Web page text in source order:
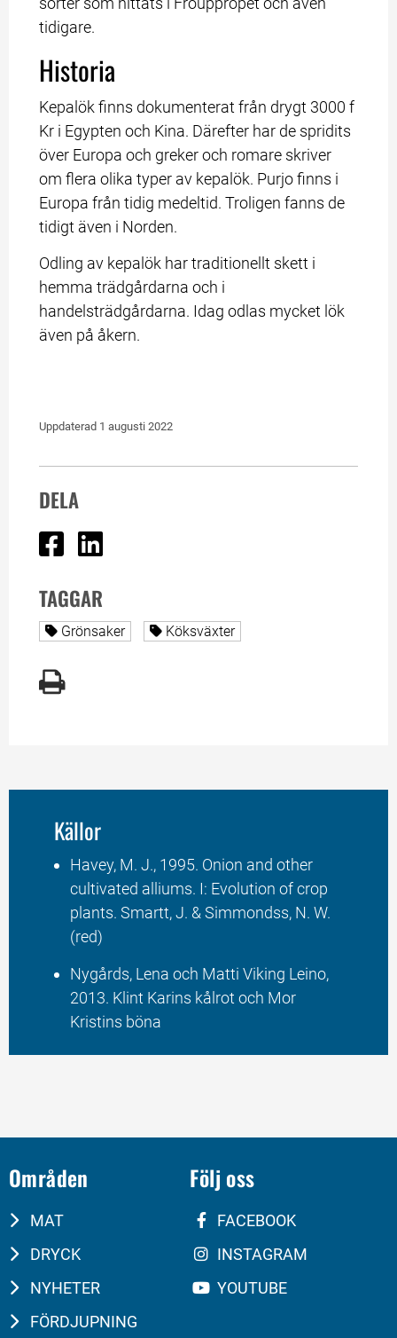
tidigare.
Historia
Kepalök finns dokumenterat från drygt 3000 f
Kr i Egypten och Kina. Därefter har de spridits
över Europa och greker och romare skriver
om flera olika typer av kepalök. Purjo finns i
Europa från tidig medeltid. Troligen fanns de
tidigt även i Norden.
Odling av kepalök har traditionellt skett i
hemma trädgårdarna och i
handelsträdgårdarna. Idag odlas mycket lök
även på åkern.
Uppdaterad 1 augusti 2022
DELA
Dela på Facebook
TAGGAR
Alla sidor taggade med
Grönsaker Alla sidor taggade med
Köksväxter
Källor
Havey, M. J., 1995. Onion and other
cultivated alliums. I: Evolution of crop
plants. Smartt, J. & Simmondss, N. W.
(red)
Nygårds, Lena och Matti Viking Leino,
2013. Klint Karins kålrot och Mor
Kristins böna
Områden
MAT
DRYCK
NYHETER
FÖRDJUPNING
Följ oss
FACEBOOK
INSTAGRAM
YOUTUBE